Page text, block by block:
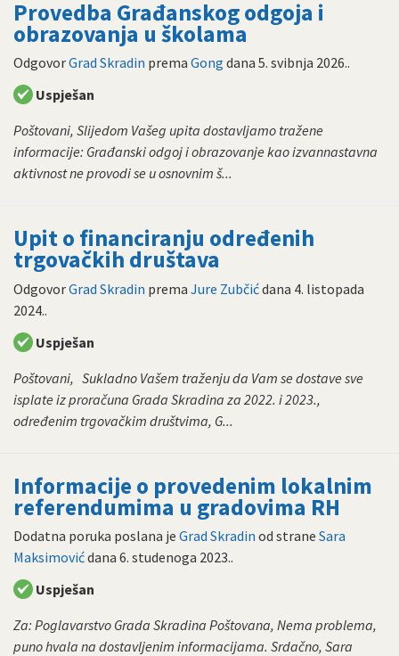
Provedba Građanskog odgoja i
obrazovanja u školama
OdgovorGrad Skradin prema Gong dana 5. svibnja 2026..
Uspješan
Poštovani, Slijedom Vašeg upita dostavljamo tražene
informacije: Građanski odgoj i obrazovanje kao izvannastavna
aktivnost ne provodi se u osnovnim š...
Upit o financiranju određenih
trgovačkih društava
OdgovorGrad Skradin prema Jure Zubčićdana 4. listopada
2024..
Uspješan
Poštovani, Sukladno Vašem traženju da Vam se dostave sve
isplate iz proračuna Grada Skradina za 2022. i 2023.,
određenim trgovačkim društvima, G...
Informacije o provedenim lokalnim
referendumima u gradovima RH
Dodatna poruka poslana je Grad Skradin od strane Sara
Maksimovićdana 6. studenoga 2023..
Uspješan
Za: Poglavarstvo Grada Skradina Poštovana, Nema problema,
puno hvala na dostavljenim informacijama. Srdačno, Sara